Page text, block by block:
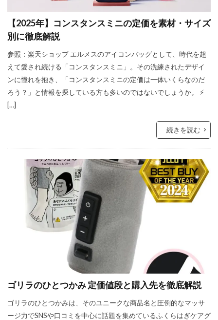
【2025年】コンスタンスミニの定価を素材・サイズ
別に徹底解説
参照：楽天ショップ エルメスのアイコンバッグとして、時代を超
えて愛され続ける「コンスタンスミニ」。その洗練されたデザイ
ンに憧れを抱き、「コンスタンスミニの定価は一体いくらなのだ
ろう？」と情報を探している方も多いのではないでしょうか。 ⚡️
[…]
続きを読む
ゴリラのひとつかみ 定価値段と購入先を徹底解説
ゴリラのひとつかみは、そのユニークな商品名と圧倒的なマッサ
ージ力でSNSや口コミを中心に話題を集めているふくらはぎケアグ